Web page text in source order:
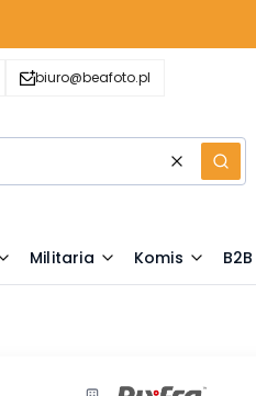
biuro@beafoto.pl
WyczyśćSzukaj
Militaria Komis B2B